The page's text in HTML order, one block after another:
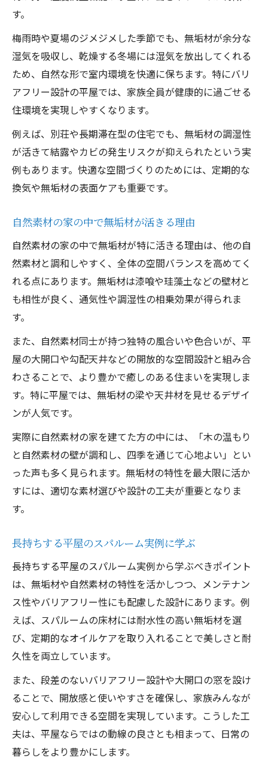
す。
梅雨時や夏場のジメジメした季節でも、無垢材が余分な
湿気を吸収し、乾燥する冬場には湿気を放出してくれる
ため、自然な形で室内環境を快適に保ちます。特にバリ
アフリー設計の平屋では、家族全員が健康的に過ごせる
住環境を実現しやすくなります。
例えば、別荘や長期滞在型の住宅でも、無垢材の調湿性
が活きて結露やカビの発生リスクが抑えられたという実
例もあります。快適な空間づくりのためには、定期的な
換気や無垢材の表面ケアも重要です。
自然素材の家の中で無垢材が活きる理由
自然素材の家の中で無垢材が特に活きる理由は、他の自
然素材と調和しやすく、全体の空間バランスを高めてく
れる点にあります。無垢材は漆喰や珪藻土などの壁材と
も相性が良く、通気性や調湿性の相乗効果が得られま
す。
また、自然素材同士が持つ独特の風合いや色合いが、平
屋の大開口や勾配天井などの開放的な空間設計と組み合
わさることで、より豊かで癒しのある住まいを実現しま
す。特に平屋では、無垢材の梁や天井材を見せるデザイ
ンが人気です。
実際に自然素材の家を建てた方の中には、「木の温もり
と自然素材の壁が調和し、四季を通じて心地よい」とい
った声も多く見られます。無垢材の特性を最大限に活か
すには、適切な素材選びや設計の工夫が重要となりま
す。
長持ちする平屋のスパルーム実例に学ぶ
長持ちする平屋のスパルーム実例から学ぶべきポイント
は、無垢材や自然素材の特性を活かしつつ、メンテナン
ス性やバリアフリー性にも配慮した設計にあります。例
えば、スパルームの床材には耐水性の高い無垢材を選
び、定期的なオイルケアを取り入れることで美しさと耐
久性を両立しています。
また、段差のないバリアフリー設計や大開口の窓を設け
ることで、開放感と使いやすさを確保し、家族みんなが
安心して利用できる空間を実現しています。こうした工
夫は、平屋ならではの動線の良さとも相まって、日常の
暮らしをより豊かにします。